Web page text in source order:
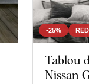
-25%
Tablou
Nissan